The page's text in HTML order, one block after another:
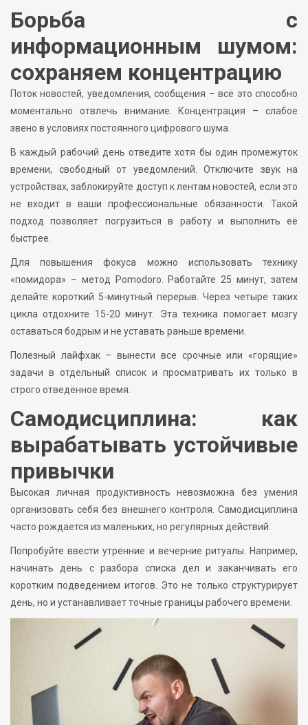
Борьба с
информационным шумом:
сохраняем концентрацию
Поток новостей, уведомления, сообщения – всё это способно
моментально отвлечь внимание. Концентрация – слабое
звено в условиях постоянного цифрового шума.
В каждый рабочий день отведите хотя бы один промежуток
времени, свободный от уведомлений. Отключите звук на
устройствах, заблокируйте доступ к лентам новостей, если это
не входит в ваши профессиональные обязанности. Такой
подход позволяет погрузиться в работу и выполнить её
быстрее.
Для повышения фокуса можно использовать технику
«помидора» – метод Pomodoro. Работайте 25 минут, затем
делайте короткий 5-минутный перерыв. Через четыре таких
цикла отдохните 15-20 минут. Эта техника помогает мозгу
оставаться бодрым и не уставать раньше времени.
Полезный лайфхак – вынести все срочные или «горящие»
задачи в отдельный список и просматривать их только в
строго отведённое время.
Самодисциплина: как
вырабатывать устойчивые
привычки
Высокая личная продуктивность невозможна без умения
организовать себя без внешнего контроля. Самодисциплина
часто рождается из маленьких, но регулярных действий.
Попробуйте ввести утренние и вечерние ритуалы. Например,
начинать день с разбора списка дел и заканчивать его
коротким подведением итогов. Это не только структурирует
день, но и устанавливает точные границы рабочего времени.